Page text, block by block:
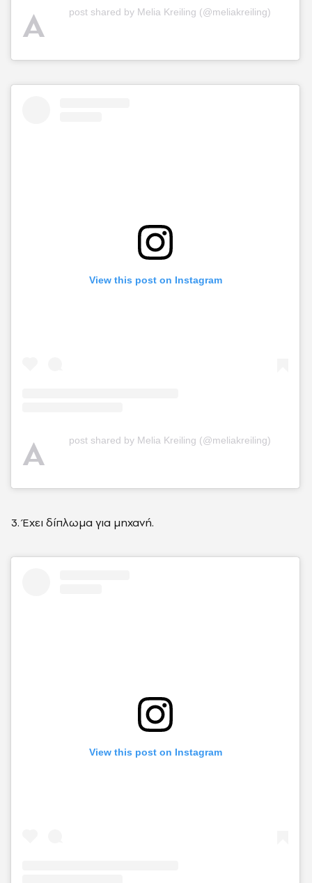
A post shared by Melia Kreiling (@meliakreiling)
View this post on Instagram
A post shared by Melia Kreiling (@meliakreiling)
3. Έχει δίπλωμα για μηχανή.
View this post on Instagram